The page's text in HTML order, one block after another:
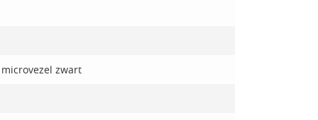
microvezel zwart